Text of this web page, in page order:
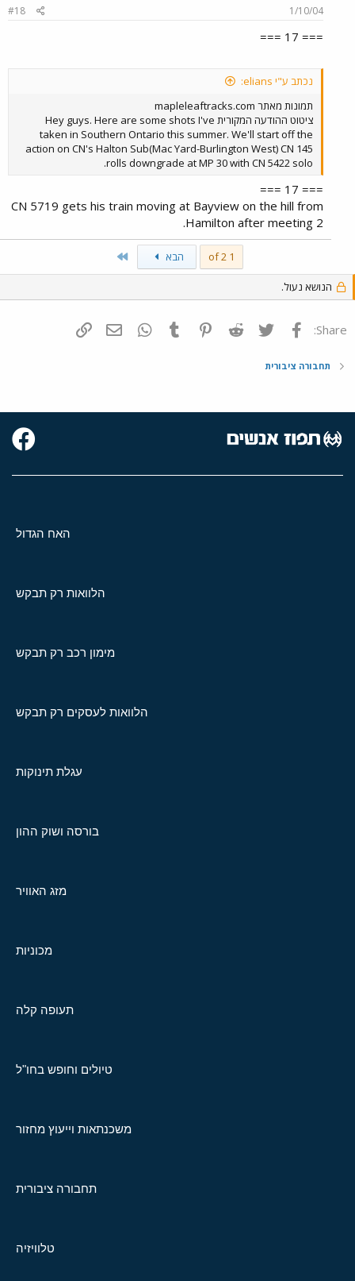
1/10/04
#18
=== 17 ===
נכתב ע"י elians:
תמונות מאתר mapleleaftracks.com
ציטוט ההודעה המקורית Hey guys. Here are some shots I've
taken in Southern Ontario this summer. We'll start off the
action on CN's Halton Sub(Mac Yard-Burlington West) CN 145
rolls downgrade at MP 30 with CN 5422 solo.
=== 17 ===
CN 5719 gets his train moving at Bayview on the hill from
Hamilton after meeting 2.
1 of 2 הבא
הנושא נעול.
Share: פייסבוק Twitter
Reddit
Pinterest
Tumblr
WhatsAppדואר אלקטרוני
תחבורה ציבורית
האח הגדול
הלוואות רק תבקש
מימון רכב רק תבקש
הלוואות לעסקים רק תבקש
עגלת תינוקות
בורסה ושוק ההון
מזג האוויר
מכוניות
תעופה קלה
טיולים וחופש בחו"ל
משכנתאות וייעוץ מחזור
תחבורה ציבורית
טלוויזיה